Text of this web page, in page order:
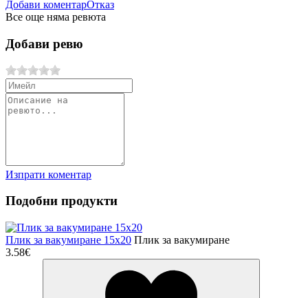
Добави коментарОтказ
Все още няма ревюта
Добави ревю
Изпрати коментар
Подобни продукти
Плик за вакумиране 15х20 Плик за вакумиране
3.58€